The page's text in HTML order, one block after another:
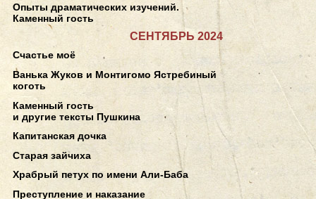
Опыты драматических изучений.
Каменный гость
СЕНТЯБРЬ 2024
Счастье моё
Ванька Жуков и Монтигомо Ястребиный
коготь
Каменный гость
и другие тексты Пушкина
Капитанская дочка
Старая зайчиха
Храбрый петух по имени Али-Баба
Преступление и наказание